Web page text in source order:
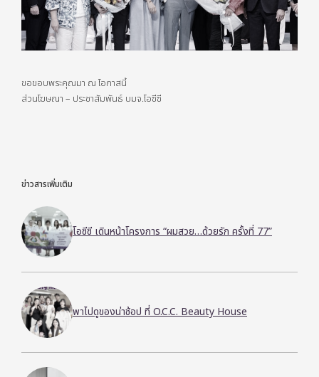
ขอขอบพระคุณมา ณ โอกาสนี้
ส่วนโฆษณา – ประชาสัมพันธ์ บมจ.โอซีซี
ข่าวสารเพิ่มเติม
โอซีซี เดินหน้าโครงการ “ผมสวย…ด้วยรัก ครั้งที่ 77”
พาไปดูของน่าช้อป ที่ O.C.C. Beauty House